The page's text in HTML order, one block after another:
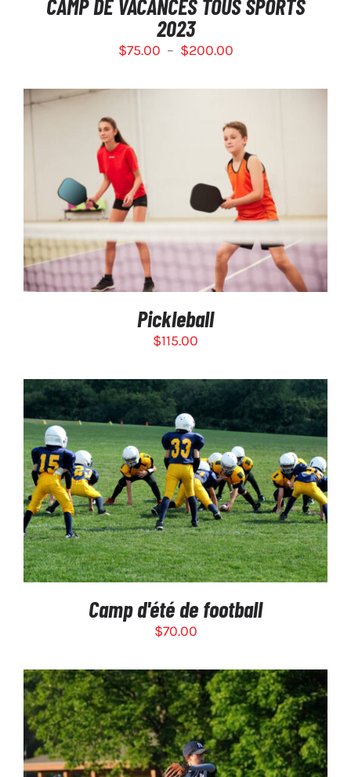
LA
CAMP DE VACANCES TOUS SPORTS
2023
$75.00 – $200.00Plage
prix :
à
$200.00
SÉLECTIONNEZ LES OPTIONS CE
PRODUIT
A
PLUSIEURS
VARIATIONS.
LES
OPTIONS
LA
PAGE
DU
PRODUIT
/
DÉTAILS
Pickleball
$115.00
SÉLECTIONNEZ LES OPTIONS
/
DÉTAILS
Camp d'été de football
$70.00